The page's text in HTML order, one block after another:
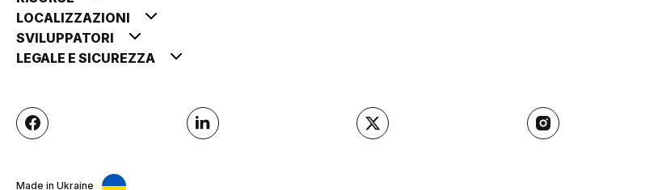
LOCALIZZAZIONI
SVILUPPATORI
LEGALE E SICUREZZA
Made in Ukraine